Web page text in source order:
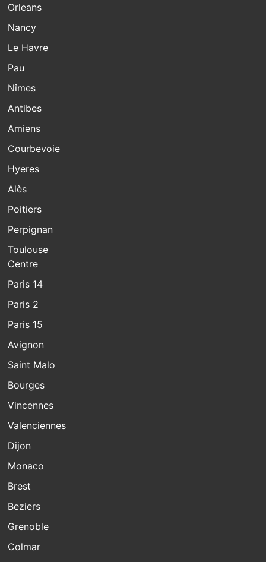
Orleans
Nancy
Le Havre
Pau
Nîmes
Antibes
Amiens
Courbevoie
Hyeres
Alès
Poitiers
Perpignan
Toulouse
Centre
Paris 14
Paris 2
Paris 15
Avignon
Saint Malo
Bourges
Vincennes
Valenciennes
Dijon
Monaco
Brest
Beziers
Grenoble
Colmar